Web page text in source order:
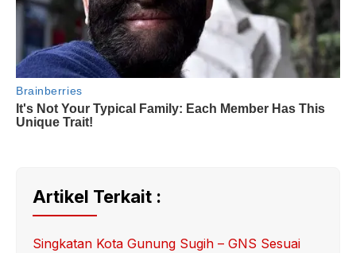
Artikel Terkait :
Singkatan Kota Gunung Sugih – GNS Sesuai